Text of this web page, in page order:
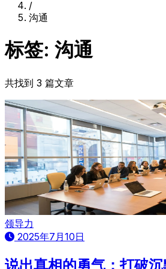
/
沟通
标签: 沟通
共找到 3 篇文章
领导力
2025年7月10日
说出真相的勇气：打破